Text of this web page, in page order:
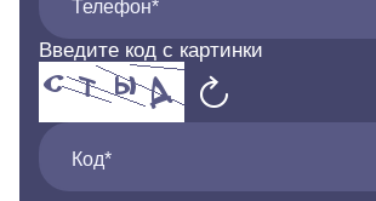
Телефон*
Введите код с картинки
Код*